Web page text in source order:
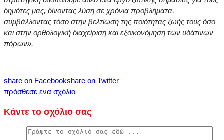
δημότες μας, δίνοντας λύση σε χρόνια προβλήματα,
συμβάλλοντας τόσο στην βελτίωση της ποιότητας ζωής τους όσο
και στην ορθολογική διαχείριση και εξοικονόμηση των υδάτινων
πόρων».
share on Facebookshare on Twitter
πρόσθεσε ένα σχόλιο
Κάντε το σχόλιο σας